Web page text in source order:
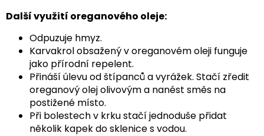
Další využití oreganového oleje:
Odpuzuje hmyz.
Karvakrol obsažený v oreganovém oleji funguje
jako přírodní repelent.
Přináší úlevu od štípanců a vyrážek. Stačí zředit
oreganový olej olivovým a nanést směs na
postižené místo.
Při bolestech v krku stačí jednoduše přidat
několik kapek do sklenice s vodou.